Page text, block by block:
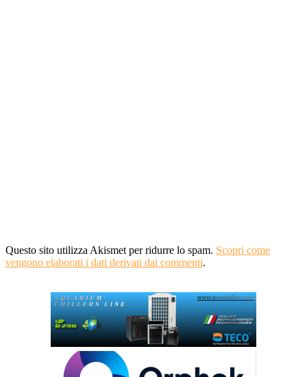
Questo sito utilizza Akismet per ridurre lo spam. Scopri come
vengono elaborati i dati derivati dai commenti.